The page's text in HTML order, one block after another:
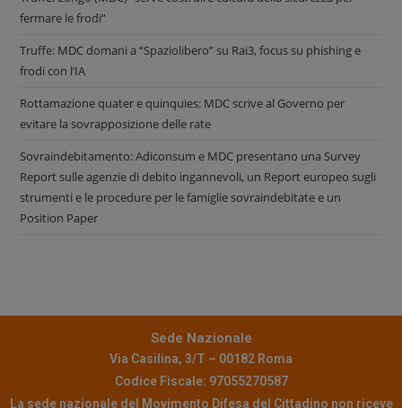
fermare le frodi”
Truffe: MDC domani a “Spaziolibero” su Rai3, focus su phishing e
frodi con l’IA
Rottamazione quater e quinquies: MDC scrive al Governo per
evitare la sovrapposizione delle rate
Sovraindebitamento: Adiconsum e MDC presentano una Survey
Report sulle agenzie di debito ingannevoli, un Report europeo sugli
strumenti e le procedure per le famiglie sovraindebitate e un
Position Paper
Sede Nazionale
Via Casilina, 3/T – 00182 Roma
Codice Fiscale: 97055270587
La sede nazionale del Movimento Difesa del Cittadino non riceve